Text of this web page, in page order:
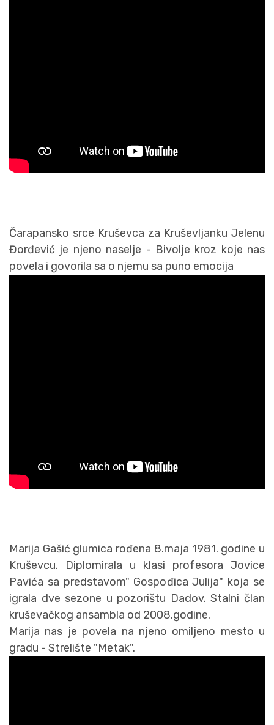
Čarapansko srce Kruševca za Kruševljanku Jelenu
Đorđević je njeno naselje - Bivolje kroz koje nas
povela i govorila sa o njemu sa puno emocija
Marija Gašić glumica rođena 8.maja 1981. godine u
Kruševcu. Diplomirala u klasi profesora Jovice
Pavića sa predstavom" Gospođica Julija" koja se
igrala dve sezone u pozorištu Dadov. Stalni član
kruševačkog ansambla od 2008.godine.
Marija nas je povela na njeno omiljeno mesto u
gradu - Strelište "Metak".